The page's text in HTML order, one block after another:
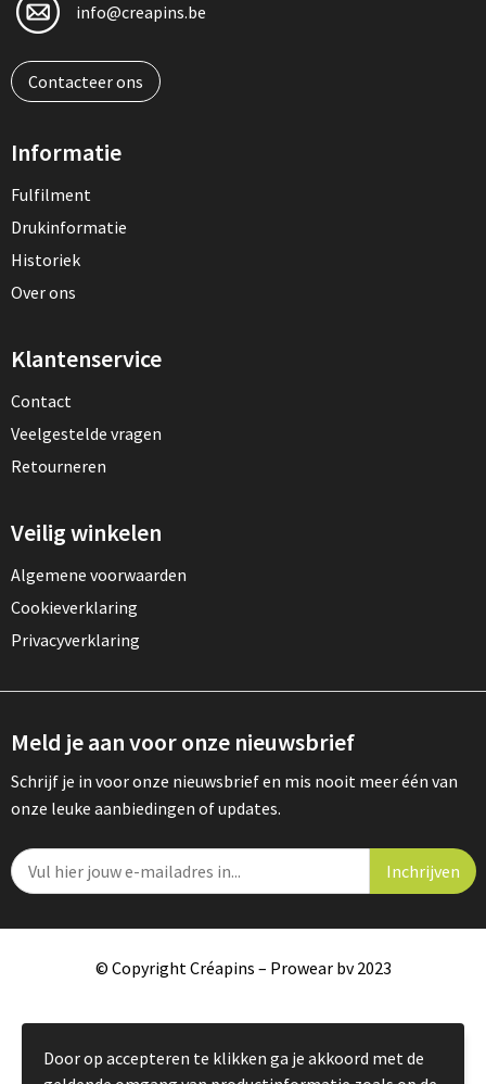
info@creapins.be
Contacteer ons
Informatie
Fulfilment
Drukinformatie
Historiek
Over ons
Klantenservice
Contact
Veelgestelde vragen
Retourneren
Veilig winkelen
Algemene voorwaarden
Cookieverklaring
Privacyverklaring
Meld je aan voor onze nieuwsbrief
Schrijf je in voor onze nieuwsbrief en mis nooit meer één van
onze leuke aanbiedingen of updates.
© Copyright Créapins – Prowear bv 2023
Door op accepteren te klikken ga je akkoord met de